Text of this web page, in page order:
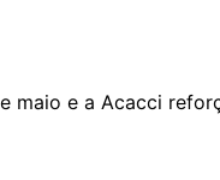
maio e a Acacci